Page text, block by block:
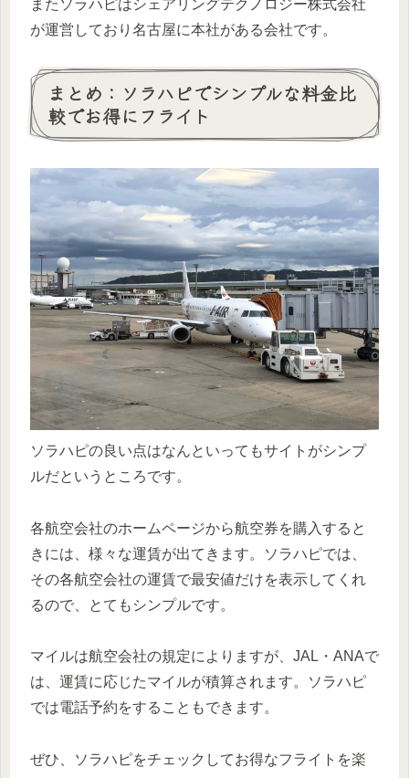
またソラハピはシェアリングテクノロジー株式会社
が運営しており名古屋に本社がある会社です。
まとめ：ソラハピでシンプルな料金比
較でお得にフライト
ソラハピの良い点はなんといってもサイトがシンプ
ルだというところです。
各航空会社のホームページから航空券を購入すると
きには、様々な運賃が出てきます。ソラハピでは、
その各航空会社の運賃で最安値だけを表示してくれ
るので、とてもシンプルです。
マイルは航空会社の規定によりますが、JAL・ANAで
は、運賃に応じたマイルが積算されます。ソラハピ
では電話予約をすることもできます。
ぜひ、ソラハピをチェックしてお得なフライトを楽